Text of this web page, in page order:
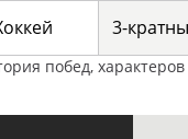
3-
побед,